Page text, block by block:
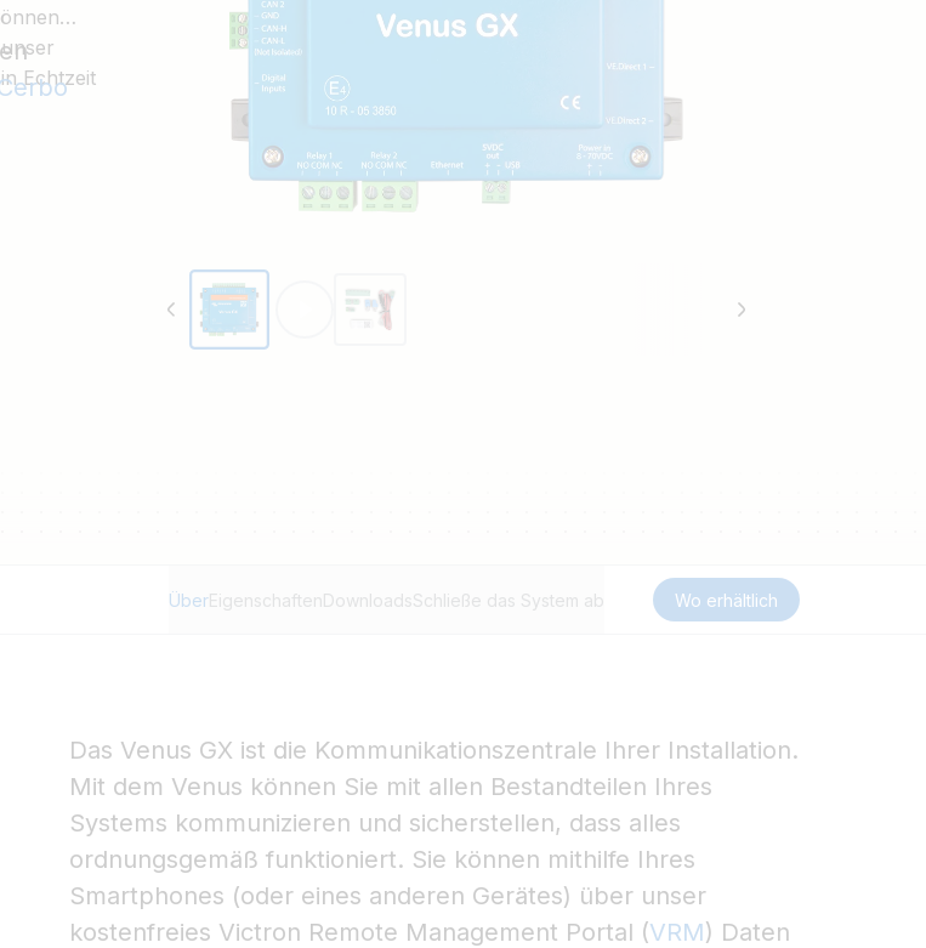
Echtzeit
ÜberEigenschaftenDownloadsSchließe das System ab Wo erhältlich
Das Venus GX ist die Kommunikationszentrale Ihrer Installation.
Mit dem Venus können Sie mit allen Bestandteilen Ihres
Systems kommunizieren und sicherstellen, dass alles
ordnungsgemäß funktioniert. Sie können mithilfe Ihres
Smartphones (oder eines anderen Gerätes) über unser
kostenfreies Victron Remote Management Portal (VRM) Daten